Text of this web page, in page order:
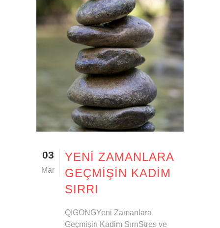
03
Mar
YENI ZAMANLARA
GEÇMIŞIN KADIM
SIRRI
QIGONGYeni Zamanlara
Geçmişin Kadim SırrıStres ve